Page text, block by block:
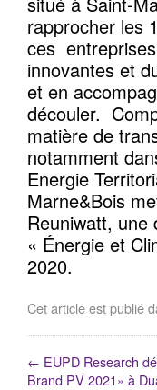
rapprocher les
ces
innovantes et
et en
découler.
matière de
notamment
Energie
Marne&Bois
Reuniwatt, une
« Énergie et
2020.
Cet article est publié
← EUPD Research
Brand PV 2021» à